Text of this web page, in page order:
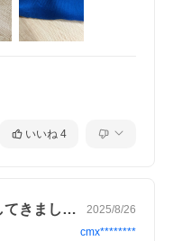
いいね 4
私はこれまで数多くの枕を試してきました… 2025/8/26
cmx********